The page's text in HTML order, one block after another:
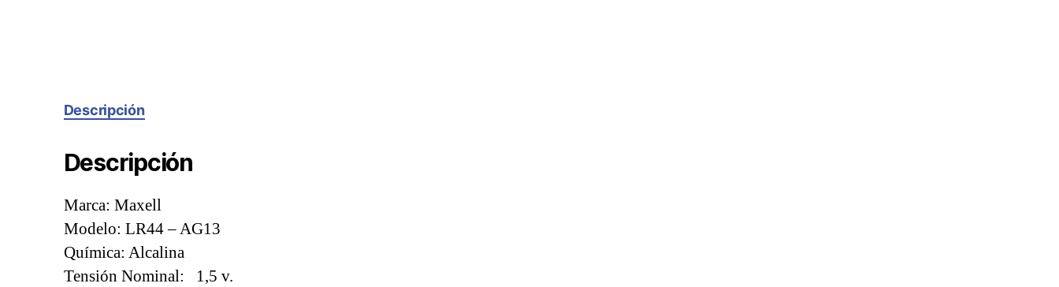
Descripción
Descripción
Marca: Maxell
Modelo: LR44 – AG13
Química: Alcalina
Tensión Nominal: 1,5 v.